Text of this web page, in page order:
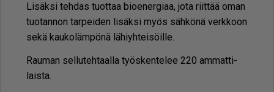
Li­säk­si teh­das tuot­taa bi­oe­ner­gi­aa, jota riit­tää oman
tuo­tan­non tar­pei­den li­säk­si myös säh­kö­nä verk­koon
sekä kau­ko­läm­pö­nä lä­hiyh­tei­söil­le.
Rau­man sel­lu­teh­taal­la työs­ken­te­lee 220 am­mat­ti­
lais­ta.